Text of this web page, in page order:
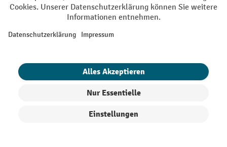
Sicherer Datenschutz
Persönliche Kaufberatung
Zahlungsarten
Creditcard (Master)Creditcard (Visa)
PayPal